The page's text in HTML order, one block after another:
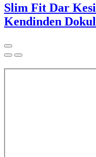
Slim Fit Dar
Kendinden